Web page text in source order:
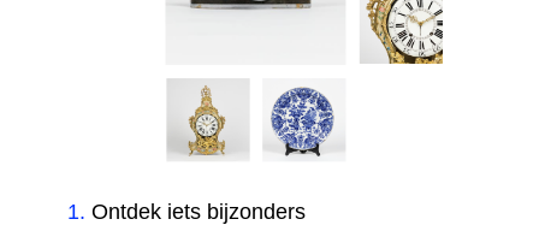
1. Ontdek iets bijzonders